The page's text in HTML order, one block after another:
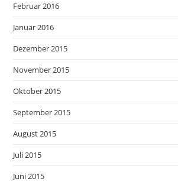
Februar 2016
Januar 2016
Dezember 2015
November 2015
Oktober 2015
September 2015
August 2015
Juli 2015
Juni 2015